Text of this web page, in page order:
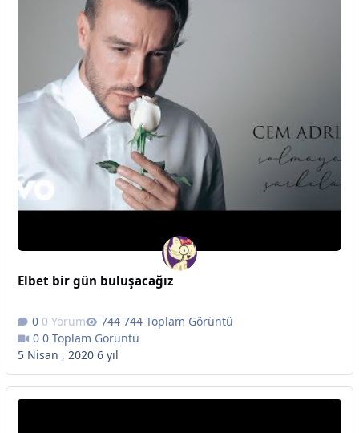
Elbet bir gün buluşacağız
0 Yorum
744 Toplam Görüntü
0 Toplam Görüntü
5 Nisan , 2020 6 yıl